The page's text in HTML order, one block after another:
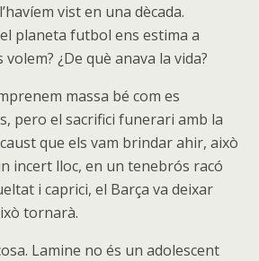
vist en una dècada.
planeta futbol ens estima a
¿De què anava la vida?
massa bé com es
pero el sacrifici funerari amb la
que els vam brindar ahir, això
incert lloc, en un tenebrós racó
i caprici, el Barça va deixar
tornarà.
Lamine no és un adolescent